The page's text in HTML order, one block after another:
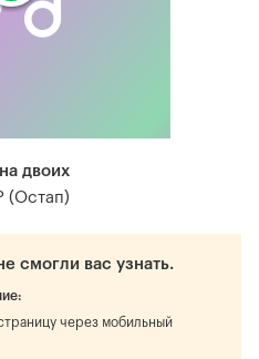
двоих
(Остап)
смогли вас узнать.
через мобильный